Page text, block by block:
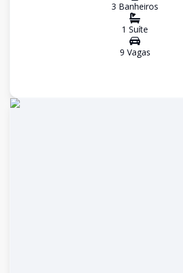
3 Banheiros
1 Suíte
9 Vagas